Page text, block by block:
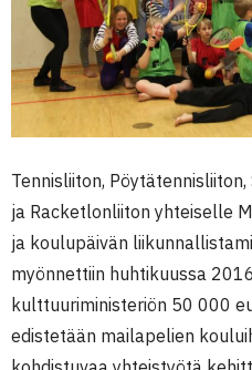
Tennisliiton,
ja Racketlonliiton yhteiselle
ja koulupäivän
myönnettiin huhtikuussa
kulttuuriministeriön 50 000
edistetään mailapelien